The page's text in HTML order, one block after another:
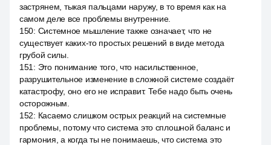
застрянем, тыкая пальцами наружу, в то время как на
самом деле все проблемы внутренние.
150: Системное мышление также означает, что не
существует каких-то простых решений в виде метода
грубой силы.
151 : Это понимание того, что насильственное,
разрушительное изменение в сложной системе создаёт
катастрофу, оно его не исправит. Тебе надо быть очень
осторожным.
152: Касаемо слишком острых реакций на системные
проблемы, потому что система это сплошной баланс и
гармония, а когда ты не понимаешь, что система это